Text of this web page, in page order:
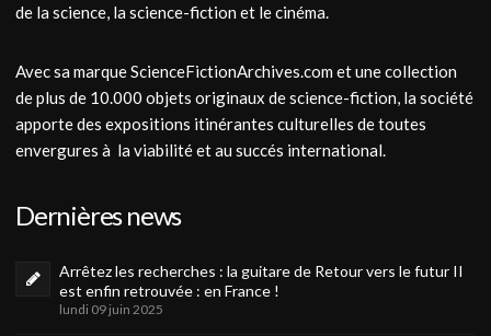
de la science, la science-fiction et le cinéma.
Avec sa marque ScienceFictionArchives.com et une collection
de plus de 10.000 objets originaux de science-fiction, la société
apporte des expositions itinérantes culturelles de toutes
envergures à la viabilité et au succés international.
Dernières news
Arrêtez les recherches : la guitare de Retour vers le futur II
est enfin retrouvée : en France !
lundi 09 juin 2025